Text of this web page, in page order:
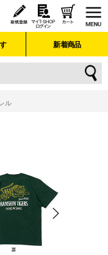
新着商品
ル